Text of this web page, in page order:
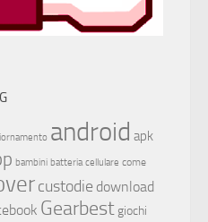
android apk
bambini batteria cellulare come
custodie download
Gearbest giochi